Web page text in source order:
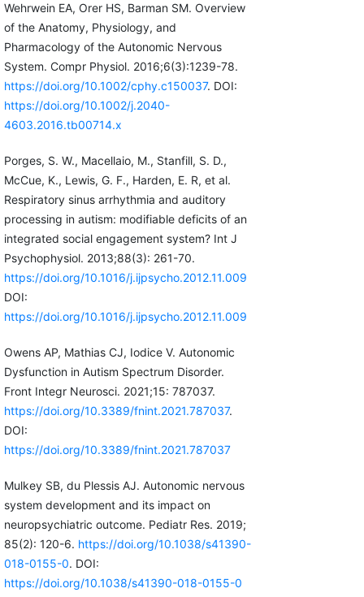
Wehrwein EA, Orer HS, Barman SM. Overview
of the Anatomy, Physiology, and
Pharmacology of the Autonomic Nervous
System. Compr Physiol. 2016;6(3):1239-78.
https://doi.org/10.1002/cphy.c150037. DOI:
https://doi.org/10.1002/j.2040-
4603.2016.tb00714.x
Porges, S. W., Macellaio, M., Stanfill, S. D.,
McCue, K., Lewis, G. F., Harden, E. R, et al.
Respiratory sinus arrhythmia and auditory
processing in autism: modifiable deficits of an
integrated social engagement system? Int J
Psychophysiol. 2013;88(3): 261-70.
https://doi.org/10.1016/j.ijpsycho.2012.11.009
DOI:
https://doi.org/10.1016/j.ijpsycho.2012.11.009
Owens AP, Mathias CJ, Iodice V. Autonomic
Dysfunction in Autism Spectrum Disorder.
Front Integr Neurosci. 2021;15: 787037.
https://doi.org/10.3389/fnint.2021.787037.
DOI:
https://doi.org/10.3389/fnint.2021.787037
Mulkey SB, du Plessis AJ. Autonomic nervous
system development and its impact on
neuropsychiatric outcome. Pediatr Res. 2019;
85(2): 120-6. https://doi.org/10.1038/s41390-
018-0155-0. DOI:
https://doi.org/10.1038/s41390-018-0155-0